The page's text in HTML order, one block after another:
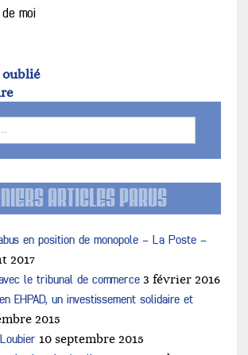
moi
oublié
ARTICLES PARUS
en position de monopole – La Poste –
2017
le tribunal de commerce 3 février 2016
EHPAD, un investissement solidaire et
2015
10 septembre 2015